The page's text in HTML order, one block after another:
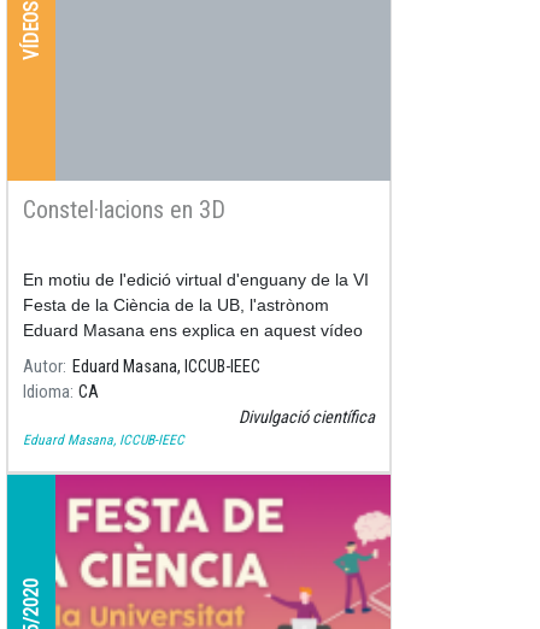
VÍDEOS
Constel·lacions en 3D
En motiu de l'edició virtual d'enguany de la VI
Festa de la Ciència de la UB, l'astrònom
Eduard Masana ens explica en aquest vídeo
què és el Taller de Constel·lacions en 3D, on
es construeix la conste·lació d'Orió.
Autor Eduard Masana, ICCUB-IEEC
Idioma CA
Divulgació científica
Eduard Masana, ICCUB-IEEC